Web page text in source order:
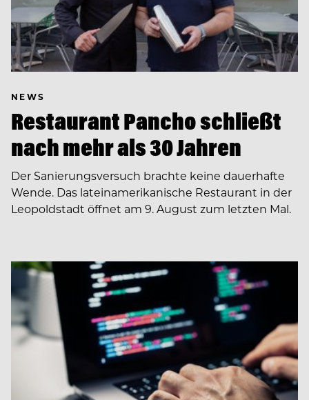
NEWS
Restaurant Pancho schließt
nach mehr als 30 Jahren
Der Sanierungsversuch brachte keine dauerhafte
Wende. Das lateinamerikanische Restaurant in der
Leopoldstadt öffnet am 9. August zum letzten Mal.